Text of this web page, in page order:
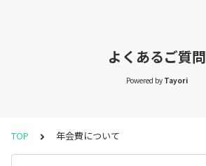
よくあるご質問
Powered by Tayori
TOP 年会費について